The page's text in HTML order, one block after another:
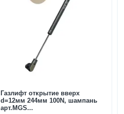
Газлифт открытие вверх
d=12мм 244мм 100N, шампань
арт.MGS...